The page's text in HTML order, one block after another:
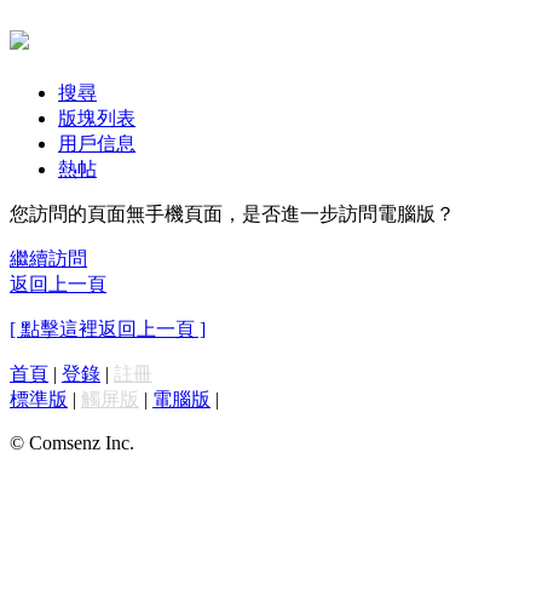
搜尋
版塊列表
用戶信息
熱帖
您訪問的頁面無手機頁面，是否進一步訪問電腦版？
繼續訪問
返回上一頁
[ 點擊這裡返回上一頁 ]
首頁 | 登錄 | 註冊
標準版 | 觸屏版 | 電腦版 |
© Comsenz Inc.